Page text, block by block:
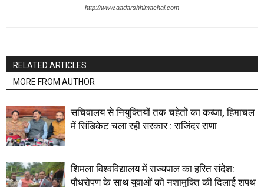
http://www.aadarshhimachal.com
RELATED ARTICLES
MORE FROM AUTHOR
सचिवालय से नियुक्तियों तक चहेतों का कब्जा, हिमाचल
में सिंडिकेट चला रही सरकार : राजिंदर राणा
शिमला विश्वविद्यालय में राज्यपाल का हरित संदेश:
पौधरोपण के साथ युवाओं को नशामुक्ति की दिलाई शपथ